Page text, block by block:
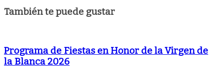
También te puede gustar
Programa de Fiestas en Honor de la Virgen de
la Blanca 2026